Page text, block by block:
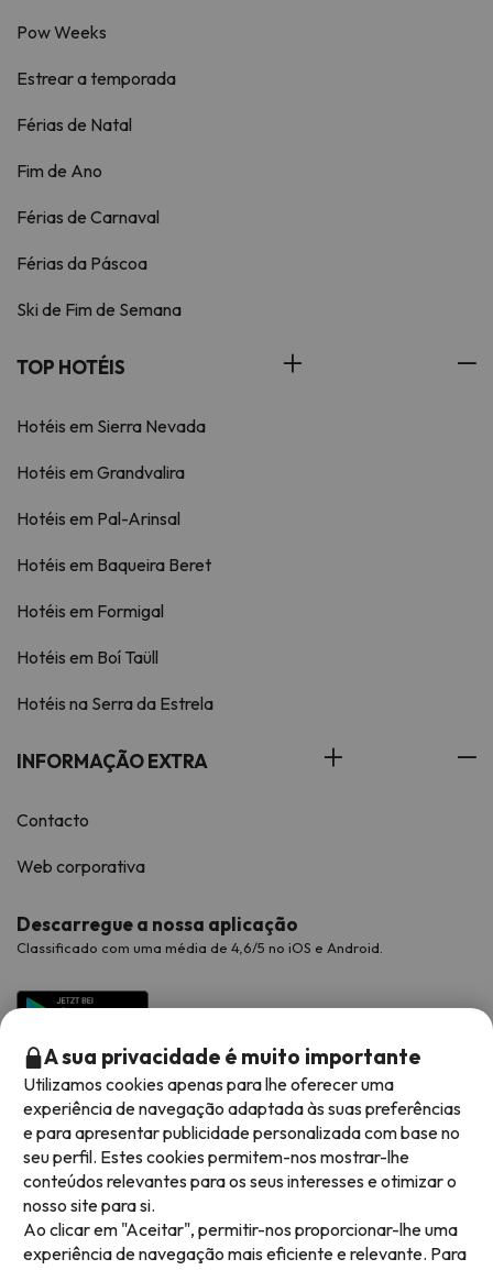
Pow Weeks
Estrear a temporada
Férias de Natal
Fim de Ano
Férias de Carnaval
Férias da Páscoa
Ski de Fim de Semana
TOP HOTÉIS
Hotéis em Sierra Nevada
Hotéis em Grandvalira
Hotéis em Pal-Arinsal
Hotéis em Baqueira Beret
Hotéis em Formigal
Hotéis em Boí Taüll
Hotéis na Serra da Estrela
INFORMAÇÃO EXTRA
Contacto
Web corporativa
Descarregue a nossa aplicação
Classificado com uma média de 4,6/5 no iOS e Android.
Métodos de pagamento disponíveis
A sua privacidade é muito importante
Utilizamos cookies apenas para lhe oferecer uma
experiência de navegação adaptada às suas preferências
e para apresentar publicidade personalizada com base no
seu perfil. Estes cookies permitem-nos mostrar-lhe
conteúdos relevantes para os seus interesses e otimizar o
nosso site para si.
Ao clicar em "Aceitar", permitir-nos proporcionar-lhe uma
experiência de navegação mais eficiente e relevante. Para